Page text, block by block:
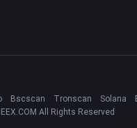
Bscscan Tronscan Solana
All Rights Reserved